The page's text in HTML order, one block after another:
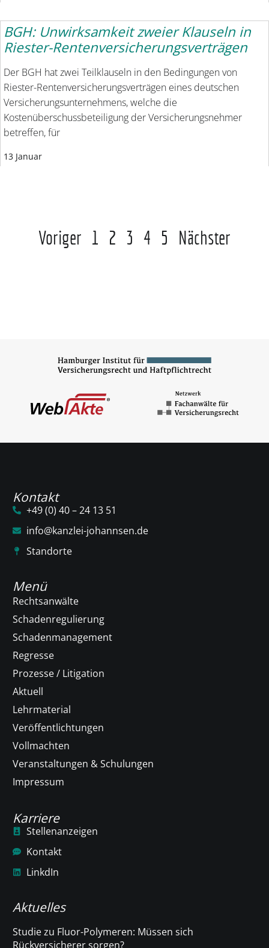
BGH: Unwirksamkeit zweier Klauseln in
Riester-Rentenversicherungsverträgen
Der BGH hat zwei Teilklauseln in den Bedingungen von
Riester-Rentenversicherungsverträgen eines deutschen
Versicherungsunternehmens, welche die
Kostenüberschussbeteiligung der Versicherungsnehmer
betreffen, für
13 Januar
Voriger 1 2 3 4 5 Nächster
Kontakt
+49 (0) 40 – 24 13 51
info@kanzlei-johannsen.de
Standorte
Menü
Rechtsanwälte
Schadenregulierung
Schadenmanagement
Regresse
Prozesse / Litigation
Aktuell
Lehrmaterial
Veröffentlichtungen
Vollmachten
Veranstaltungen & Schulungen
Impressum
Karriere
Stellenanzeigen
Kontakt
LinkdIn
Aktuelles
Studie zu Fluor-Polymeren: Müssen sich
Rückversicherer sorgen?